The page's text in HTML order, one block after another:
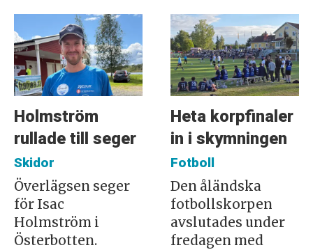
Holmström
rullade till seger
Skidor
Överlägsen seger
för Isac
Holmström i
Österbotten.
Heta korpfinaler
in i skymningen
Fotboll
Den åländska
fotbollskorpen
avslutades under
fredagen med